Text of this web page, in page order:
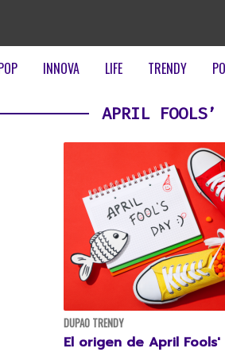
INNOVA LIFE TRENDY
APRIL FOOLS’
DUPAO TRENDY
El origen de April Fools'